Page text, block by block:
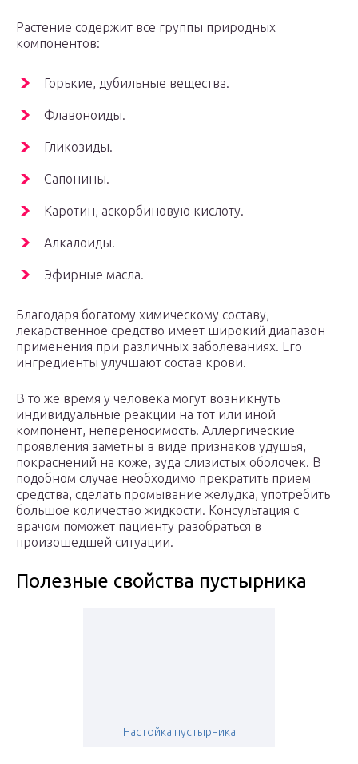
Растение содержит все группы природных
компонентов:
Горькие, дубильные вещества.
Флавоноиды.
Гликозиды.
Сапонины.
Каротин, аскорбиновую кислоту.
Алкалоиды.
Эфирные масла.
Благодаря богатому химическому составу,
лекарственное средство имеет широкий диапазон
применения при различных заболеваниях. Его
ингредиенты улучшают состав крови.
В то же время у человека могут возникнуть
индивидуальные реакции на тот или иной
компонент, непереносимость. Аллергические
проявления заметны в виде признаков удушья,
покраснений на коже, зуда слизистых оболочек. В
подобном случае необходимо прекратить прием
средства, сделать промывание желудка, употребить
большое количество жидкости. Консультация с
врачом поможет пациенту разобраться в
произошедшей ситуации.
Полезные свойства пустырника
Настойка пустырника